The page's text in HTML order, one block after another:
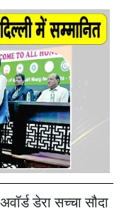
डेरा सच्चा सौदा